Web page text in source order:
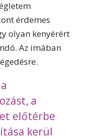
érdemes
olyan kenyérért
Az imában
a
előtérbe
kerül